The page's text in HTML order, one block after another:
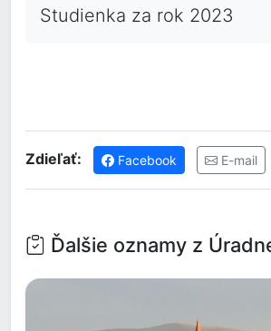
Studienka za rok 2023
Zdieľať: Facebook E-mail
Ďalšie oznamy z